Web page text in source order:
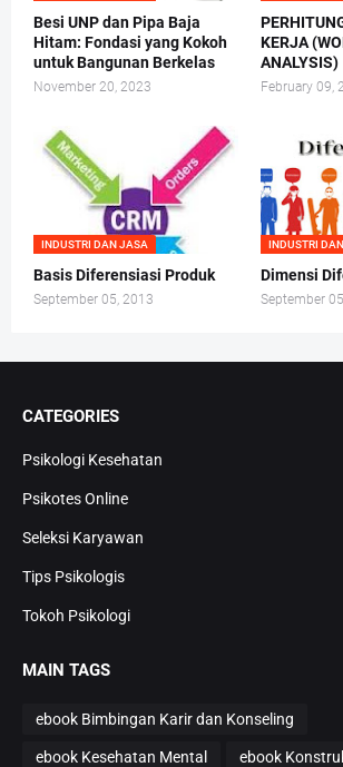
Besi UNP dan Pipa Baja
Hitam: Fondasi yang Kokoh
untuk Bangunan Berkelas
November 20, 2023
KERJA
ANALYSIS)
February 09,
INDUSTRI DAN JASA
Basis Diferensiasi Produk
September 05, 2013
INDUSTRI
Dimensi
September
CATEGORIES
Psikologi Kesehatan
Psikotes Online
Seleksi Karyawan
Tips Psikologis
Tokoh Psikologi
MAIN TAGS
ebook Bimbingan Karir dan Konseling
ebook Kesehatan Mental ebook